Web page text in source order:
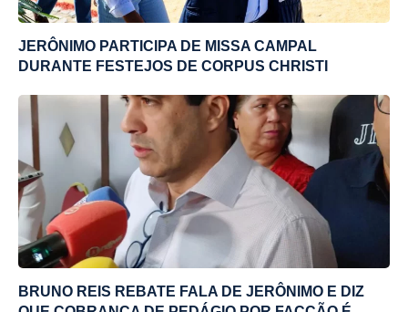
JERÔNIMO PARTICIPA DE MISSA CAMPAL
DURANTE FESTEJOS DE CORPUS CHRISTI
BRUNO REIS REBATE FALA DE JERÔNIMO E DIZ